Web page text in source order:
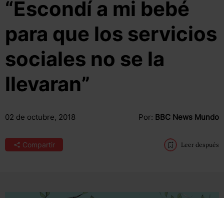
“Escondí a mi bebé
para que los servicios
sociales no se la
llevaran”
02 de octubre, 2018 Por: BBC News Mundo
Compartir Leer después